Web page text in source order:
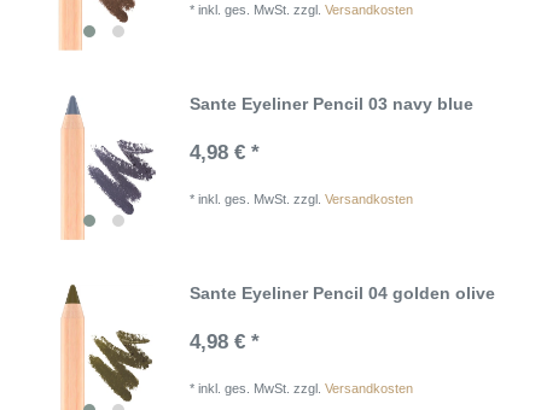
*inkl. ges. MwSt. zzgl.Versandkosten
Sante Eyeliner Pencil 03 navy blue
4,98 € *
*inkl. ges. MwSt. zzgl.Versandkosten
Sante Eyeliner Pencil 04 golden olive
4,98 € *
*inkl. ges. MwSt. zzgl.Versandkosten